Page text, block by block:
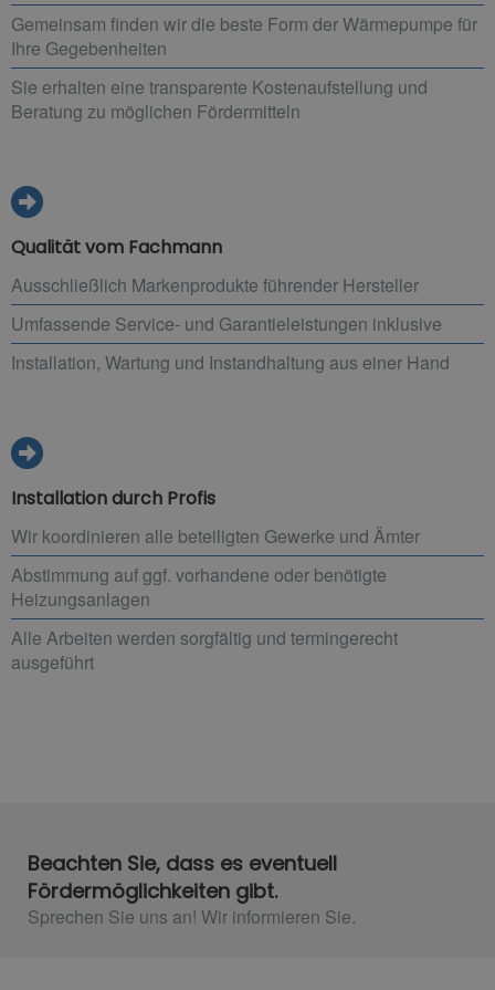
Gemeinsam finden wir die beste Form der Wärmepumpe für
Ihre Gegebenheiten
Sie erhalten eine transparente Kostenaufstellung und
Beratung zu möglichen Fördermitteln
Qualität vom Fachmann
Ausschließlich Markenprodukte führender Hersteller
Umfassende Service- und Garantieleistungen inklusive
Installation, Wartung und Instandhaltung aus einer Hand
Installation durch Profis
Wir koordinieren alle beteiligten Gewerke und Ämter
Abstimmung auf ggf. vorhandene oder benötigte
Heizungsanlagen
Alle Arbeiten werden sorgfältig und termingerecht
ausgeführt
Beachten Sie, dass es eventuell
Fördermöglichkeiten gibt.
Sprechen Sie uns an! Wir informieren Sie.